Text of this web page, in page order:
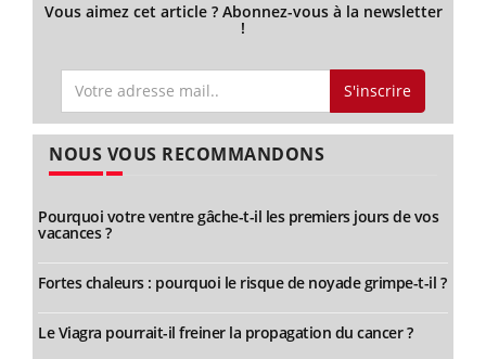
Vous aimez cet article ? Abonnez-vous à la newsletter
!
S'inscrire
NOUS VOUS RECOMMANDONS
Pourquoi votre ventre gâche-t-il les premiers jours de vos
vacances ?
Fortes chaleurs : pourquoi le risque de noyade grimpe-t-il ?
Le Viagra pourrait-il freiner la propagation du cancer ?